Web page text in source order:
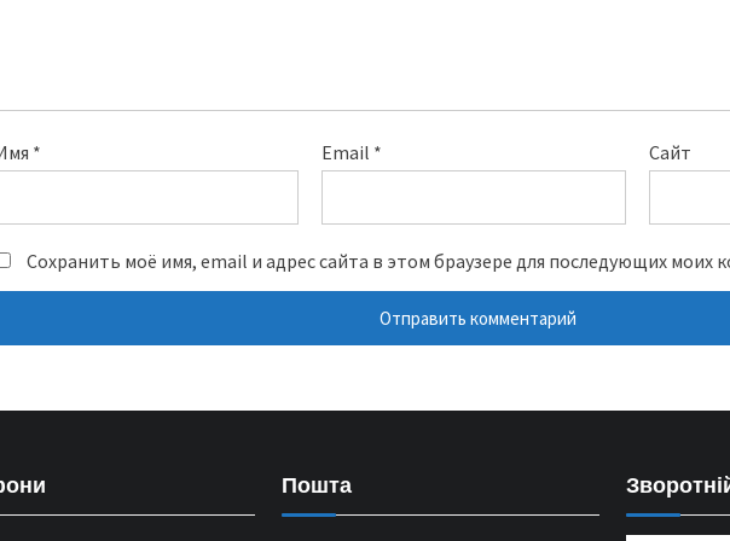
* Email * Сайт
Сохранить моё имя, email и адрес сайта в этом браузере для последующих моих
Пошта